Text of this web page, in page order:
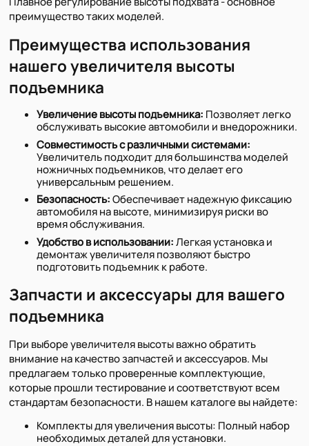
преимущество таких моделей.
Преимущества использования
нашего увеличителя высоты
подъемника
Увеличение высоты подъемника: Позволяет легко
обслуживать высокие автомобили и внедорожники.
Совместимость с различными системами:
Увеличитель подходит для большинства моделей
ножничных подъемников, что делает его
универсальным решением.
Безопасность:Обеспечивает надежную фиксацию
автомобиля на высоте, минимизируя риски во
время обслуживания.
Удобство в использовании:Легкая установка и
демонтаж увеличителя позволяют быстро
подготовить подъемник к работе.
Запчасти и аксессуары для вашего
подъемника
При выборе увеличителя высоты важно обратить
внимание на качество запчастей и аксессуаров. Мы
предлагаем только проверенные комплектующие,
которые прошли тестирование и соответствуют всем
стандартам безопасности. В нашем каталоге вы найдете:
Комплекты для увеличения высоты: Полный набор
необходимых деталей для установки.